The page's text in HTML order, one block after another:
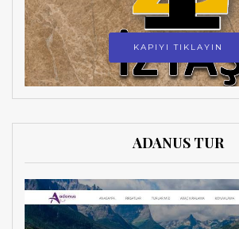
KAPIYI TIKLAYIN
ADANUS TUR